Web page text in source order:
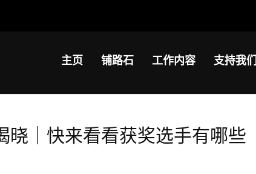
主页 铺路石 工作内容 支持我们
晓｜快来看看获奖选手有哪些